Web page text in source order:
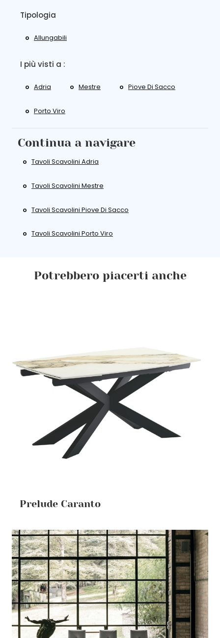
Tipologia
Allungabili
I più visti a :
Adria Mestre Piove Di Sacco
Porto Viro
Continua a navigare
Tavoli Scavolini Adria
Tavoli Scavolini Mestre
Tavoli Scavolini Piove Di Sacco
Tavoli Scavolini Porto Viro
Potrebbero piacerti anche
Prelude Caranto